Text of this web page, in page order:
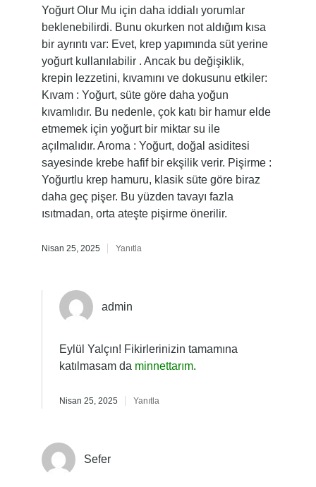
Yoğurt Olur Mu için daha iddialı yorumlar
beklenebilirdi. Bunu okurken not aldığım kısa
bir ayrıntı var: Evet, krep yapımında süt yerine
yoğurt kullanılabilir . Ancak bu değişiklik,
krepin lezzetini, kıvamını ve dokusunu etkiler:
Kıvam : Yoğurt, süte göre daha yoğun
kıvamlıdır. Bu nedenle, çok katı bir hamur elde
etmemek için yoğurt bir miktar su ile
açılmalıdır. Aroma : Yoğurt, doğal asiditesi
sayesinde krebe hafif bir ekşilik verir. Pişirme :
Yoğurtlu krep hamuru, klasik süte göre biraz
daha geç pişer. Bu yüzden tavayı fazla
ısıtmadan, orta ateşte pişirme önerilir.
Nisan 25, 2025 Yanıtla
admin
Eylül Yalçın! Fikirlerinizin tamamına
katılmasam da minnettarım.
Nisan 25, 2025 Yanıtla
Sefer